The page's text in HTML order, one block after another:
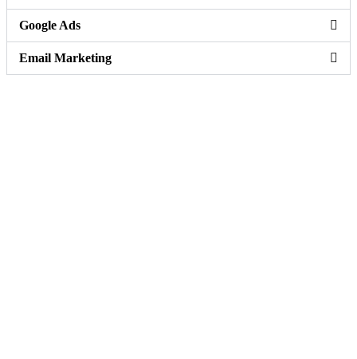
Google Ads
Email Marketing